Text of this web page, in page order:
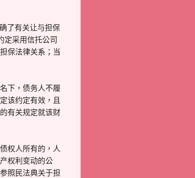
了有关让与担保
定采用信托公司
保法律关系；当
下，债务人不履
该约定有效，且
有关规定就该财
权人所有的，人
权利变动的公
照民法典关于担